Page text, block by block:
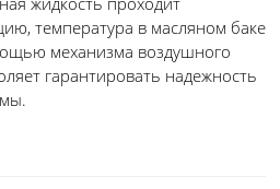
температура в масляном баке
механизма воздушного
гарантировать надежность